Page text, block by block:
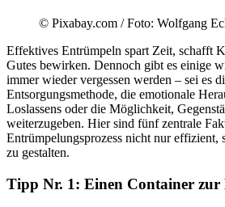
© Pixabay.com / Foto: Wolfgang
Effektives Entrümpeln spart Zeit, schafft
Gutes bewirken. Dennoch gibt es einige
immer wieder vergessen werden – sei es
Entsorgungsmethode, die emotionale
Loslassens oder die Möglichkeit,
weiterzugeben. Hier sind fünf zentrale
Entrümpelungsprozess nicht nur effizient,
zu gestalten.
Tipp Nr. 1: Einen Container zur